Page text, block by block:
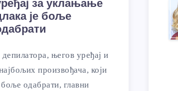
за уклањање
је боље
његов уређај и
произвођача, који
боље одабрати, главни